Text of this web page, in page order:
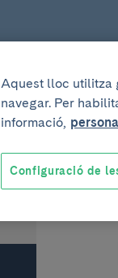
Aquest lloc utilitza
navegar. Per
informació,
Configuració de